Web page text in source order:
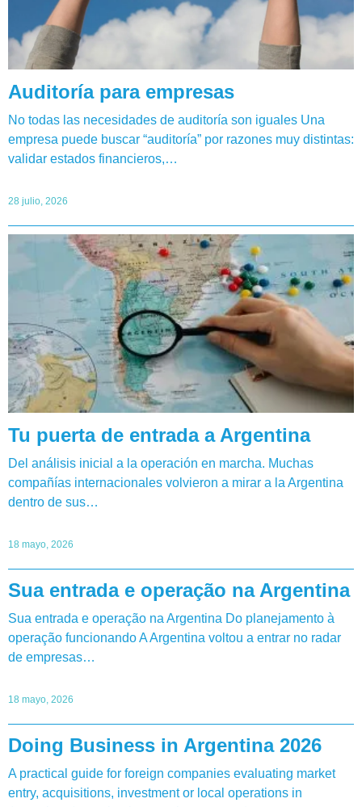
Auditoría para empresas
No todas las necesidades de auditoría son iguales Una
empresa puede buscar “auditoría” por razones muy distintas:
validar estados financieros,…
28 julio, 2026
Tu puerta de entrada a Argentina
Del análisis inicial a la operación en marcha. Muchas
compañías internacionales volvieron a mirar a la Argentina
dentro de sus…
18 mayo, 2026
Sua entrada e operação na Argentina
Sua entrada e operação na Argentina Do planejamento à
operação funcionando A Argentina voltou a entrar no radar
de empresas…
18 mayo, 2026
Doing Business in Argentina 2026
A practical guide for foreign companies evaluating market
entry, acquisitions, investment or local operations in